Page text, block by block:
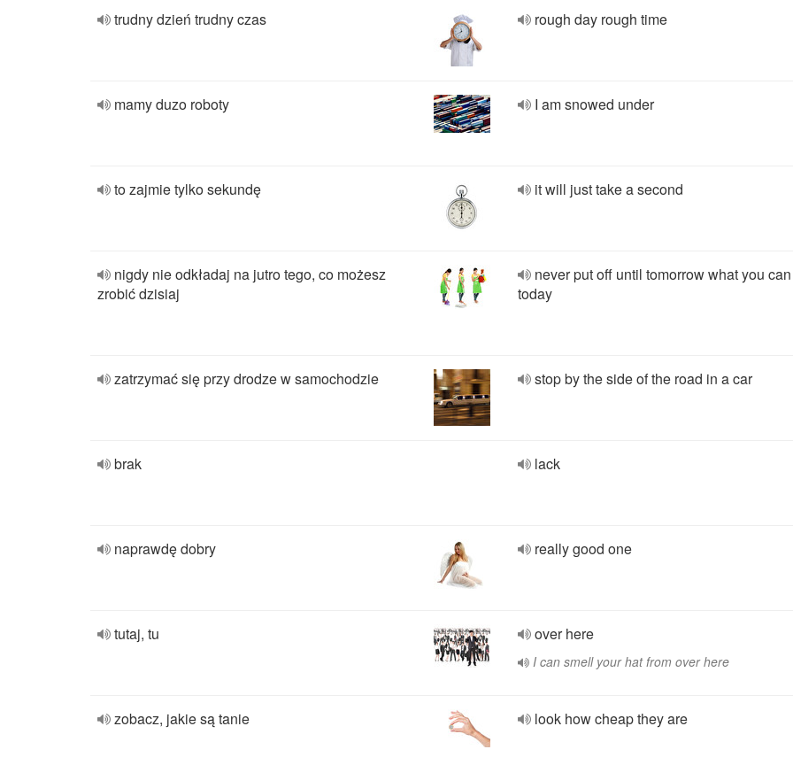
trudny dzień trudny czas rough day rough time
mamy duzo roboty I am snowed under
to zajmie tylko sekundę it will just take a second
nigdy nie odkładaj na jutro tego, co możesz
zrobić dzisiaj
never put off until tomorrow what you
today
zatrzymać się przy drodze w samochodzie stop by the side of the road in a car
brak lack
naprawdę dobry really good one
tutaj, tu over here
I can smell your hat from over here
zobacz, jakie są tanie look how cheap they are